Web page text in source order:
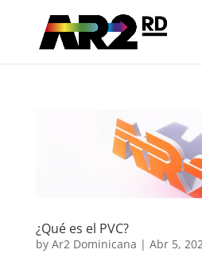
¿Qué es el PVC?
by Ar2 Dominicana | Abr 5,